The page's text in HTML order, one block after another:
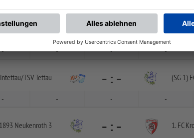
Neukenroth 3 -:- FC
- - - -
TSV Tettau - : - (SG 1)
- - - -
Neukenroth 3 - : - 1. FC